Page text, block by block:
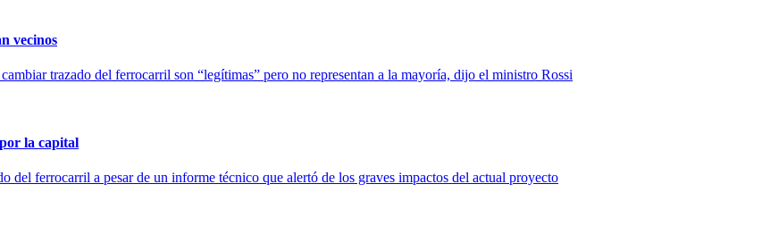
vecinos
trazado del ferrocarril son “legítimas” pero no representan a la mayoría, dijo el ministro Rossi
la capital
del ferrocarril a pesar de un informe técnico que alertó de los graves impactos del actual proyecto